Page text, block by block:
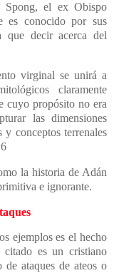
Spong, el ex Obispo
es conocido por sus
que decir acerca del
virginal se unirá a
claramente
cuyo propósito no era
las dimensiones
y conceptos terrenales
la historia de Adán
e ignorante.
ejemplos es el hecho
es un cristiano
ataques de ateos o